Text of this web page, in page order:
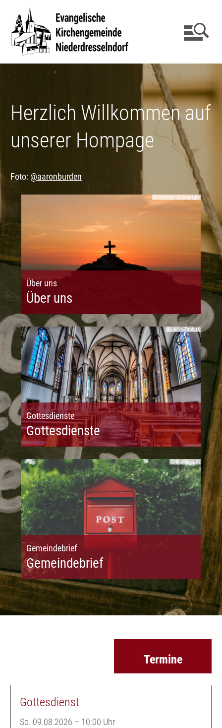
Herzlich Willkommen auf
unserer Hompage
Foto: @aaronburden
Über uns
Über uns
© Samuel McGarrigle
Gottesdienste
Gottesdienste
© Julia Taubitz
Gemeindebrief
Gemeindebrief
© Bundo Kim
Termine
Gottesdienst
So. 09.08.2026 – 10:00 Uhr